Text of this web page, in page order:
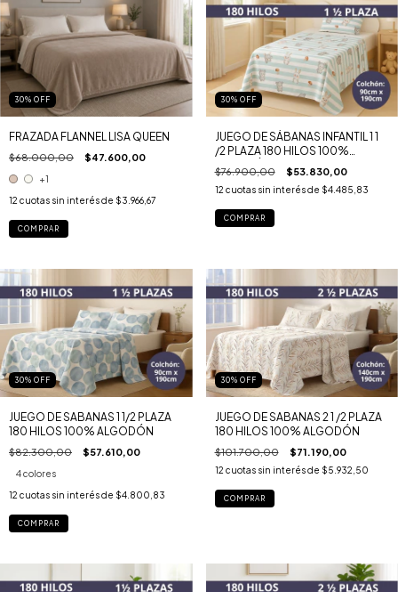
30% OFF
FRAZADA FLANNEL LISA QUEEN
$68.000,00 $47.600,00
+1
12 cuotas sin interés de $3.966,67
COMPRAR
30% OFF
JUEGO DE SÁBANAS INFANTIL 1 1
/2 PLAZA 180 HILOS 100%
ALGODÓN
$76.900,00 $53.830,00
12 cuotas sin interés de $4.485,83
COMPRAR
30% OFF
JUEGO DE SABANAS 1 1/2 PLAZA
180 HILOS 100% ALGODÓN
$82.300,00 $57.610,00
4 colores
12 cuotas sin interés de $4.800,83
COMPRAR
30% OFF
JUEGO DE SABANAS 2 1 /2 PLAZA
180 HILOS 100% ALGODÓN
$101.700,00 $71.190,00
12 cuotas sin interés de $5.932,50
COMPRAR